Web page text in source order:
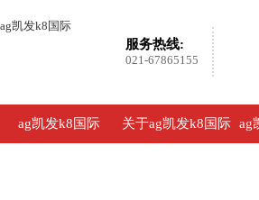
ag凯发k8国际
服务热线:
021-67865155
ag凯发k8国际 关于ag凯发k8国际 ag